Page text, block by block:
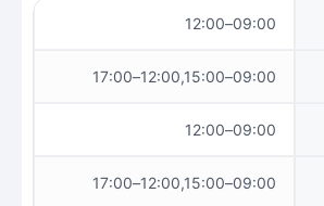
09:00–12:00
09:00–12:00,15:00–17:00
09:00–12:00
09:00–12:00,15:00–17:00